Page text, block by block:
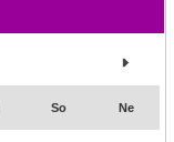
So Ne